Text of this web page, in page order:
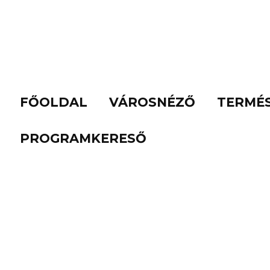
FŐOLDAL VÁROSNÉZŐ
PROGRAMKERESŐ